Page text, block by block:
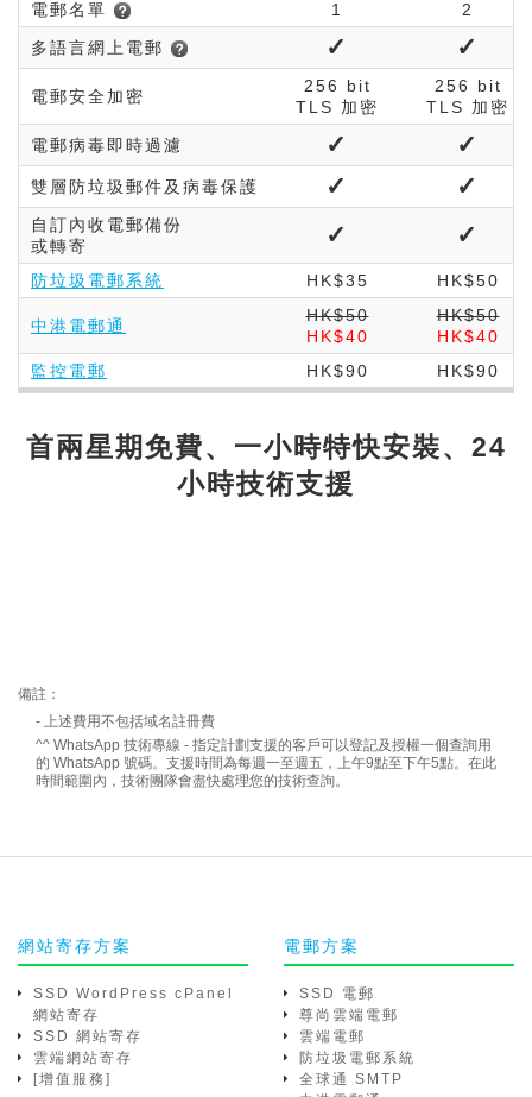
電郵名單 1
2
多語言網上電郵
✓ ✓
電郵安全加密
256 bit
TLS 加密
256 bit
TLS 加密
電郵病毒即時過濾
✓ ✓
雙層防垃圾郵件及病毒保護 ✓ ✓
自訂內收電郵備份
或轉寄
✓ ✓
防垃圾電郵系統 HK$35 HK$50
中港電郵通
HK$50
HK$40
HK$50
HK$40
監控電郵
HK$90 HK$90
首兩星期免費、一小時特快安裝、24
小時技術支援
備註：
- 上述費用不包括域名註冊費
^^ WhatsApp 技術專線 - 指定計劃支援的客戶可以登記及授權一個查詢用
的 WhatsApp 號碼。支援時間為每週一至週五，上午9點至下午5點。在此
時間範圍內，技術團隊會盡快處理您的技術查詢。
網站寄存方案
SSD WordPress cPanel
網站寄存
SSD 網站寄存
雲端網站寄存
[增值服務]
電郵方案
SSD 電郵
尊尚雲端電郵
雲端電郵
防垃圾電郵系統
全球通 SMTP